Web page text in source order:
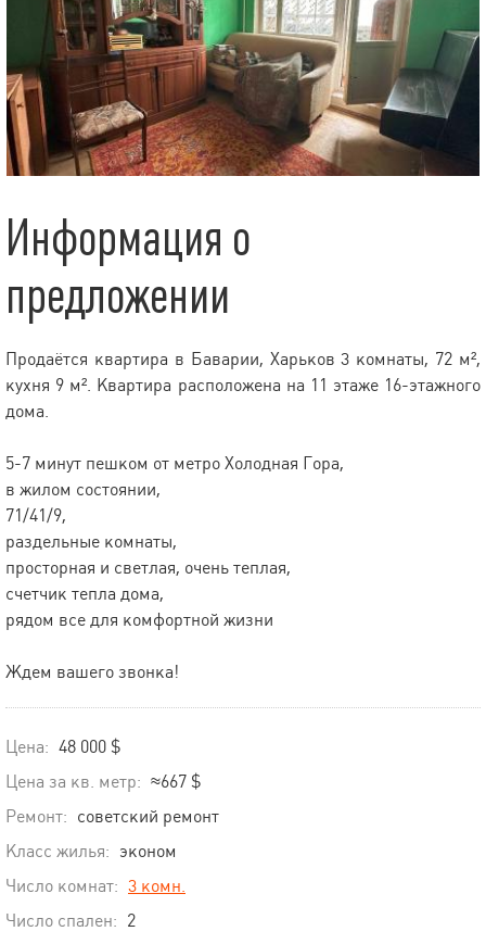
Информация о
предложении
Продаётся квартира в Баварии, Харьков 3 комнаты, 72 м²,
кухня 9 м². Квартира расположена на 11 этаже 16-этажного
дома.
5-7 минут пешком от метро Холодная Гора,
в жилом состоянии,
71/41/9,
раздельные комнаты,
просторная и светлая, очень теплая,
счетчик тепла дома,
рядом все для комфортной жизни
Ждем вашего звонка!
Цена: 48 000 $
Цена за кв. метр: ≈667 $
Ремонт: советский ремонт
Класс жилья: эконом
Число комнат: 3 комн.
Число спален: 2